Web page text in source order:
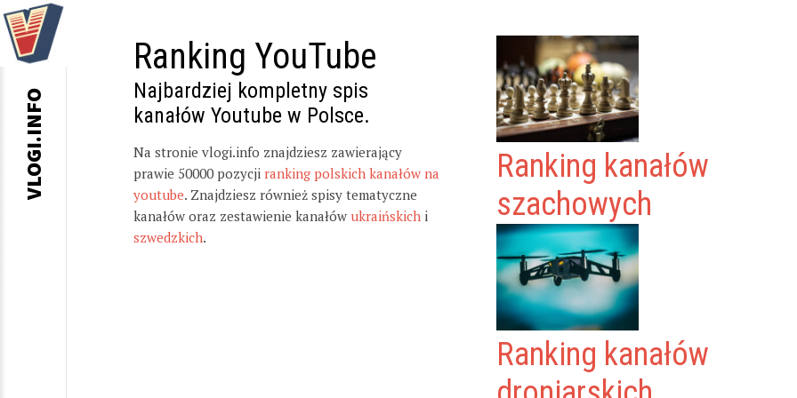
Ranking YouTube
Najbardziej kompletny spis
kanałów Youtube w Polsce.
Na stronie vlogi.info znajdziesz zawierający
prawie 50000 pozycji ranking polskich kanałów na
youtube. Znajdziesz również spisy tematyczne
kanałów oraz zestawienie kanałów ukraińskich i
szwedzkich.
Ranking kanałów
szachowych
Ranking kanałów
VLOGI.INFO